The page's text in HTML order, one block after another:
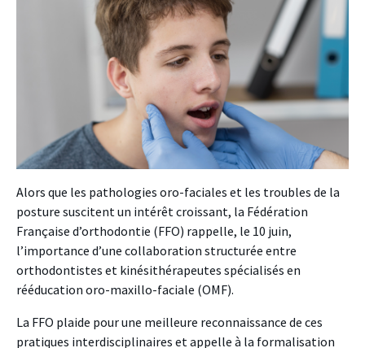
Alors que les pathologies oro-faciales et les troubles de la
posture suscitent un intérêt croissant, la Fédération
Française d’orthodontie (FFO) rappelle, le 10 juin,
l’importance d’une collaboration structurée entre
orthodontistes et kinésithérapeutes spécialisés en
rééducation oro-maxillo-faciale (OMF).
La FFO plaide pour une meilleure reconnaissance de ces
pratiques interdisciplinaires et appelle à la formalisation